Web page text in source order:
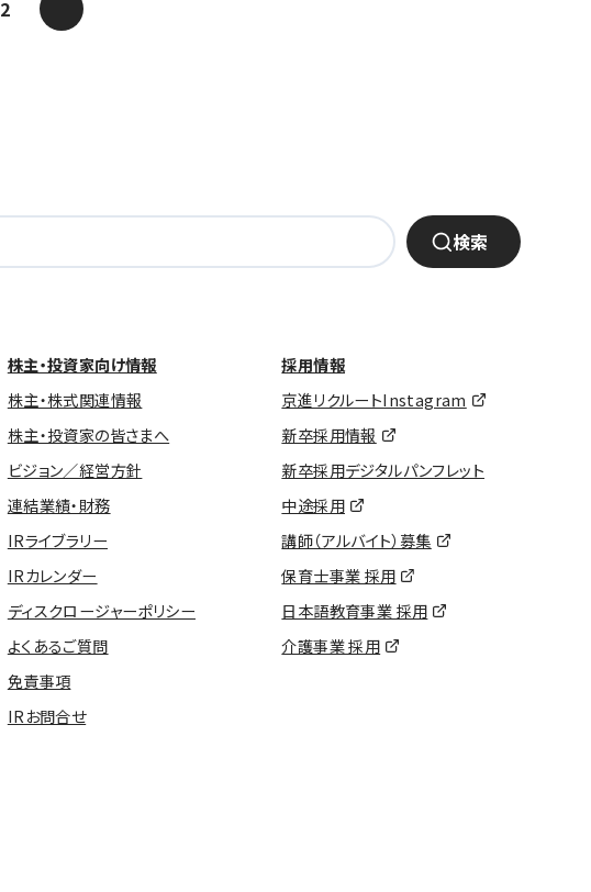
2
検索
株主・投資家向け情報
株主・株式関連情報
株主・投資家の皆さまへ
ビジョン／経営方針
連結業績・財務
IRライブラリー
IRカレンダー
ディスクロージャーポリシー
よくあるご質問
免責事項
IRお問合せ
採用情報
京進リクルートInstagram
新卒採用情報
新卒採用デジタルパンフレット
中途採用
講師（アルバイト）募集
保育士事業 採用
日本語教育事業 採用
介護事業 採用